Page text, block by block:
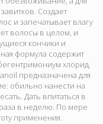
Создает
и запечатывает влагу
волосы в целом, и
кончики и
формула содержит
хлорид.
предназначена для
обильно нанести на
Дать впитаться в
в неделю. По мере
применения.